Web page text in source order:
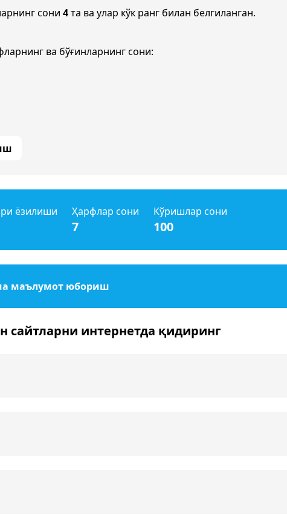
сони 4та ва улар кўк ранг билан белгиланган.
ва бўғинларнинг сони:
ёзилиши Ҳарфлар сони
7
Кўришлар сони
100
маълумот юбориш
сайтларни интернетда қидиринг